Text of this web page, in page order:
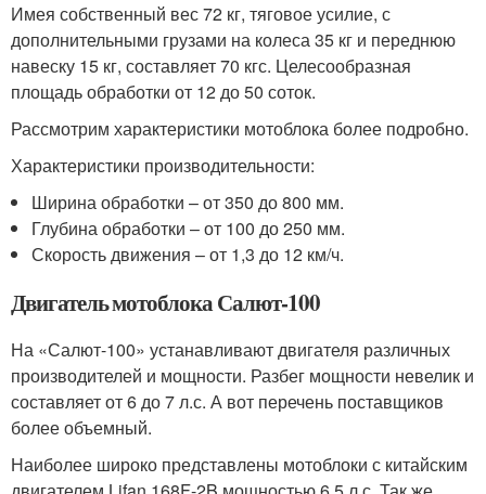
Имея собственный вес 72 кг, тяговое усилие, с
дополнительными грузами на колеса 35 кг и переднюю
навеску 15 кг, составляет 70 кгс. Целесообразная
площадь обработки от 12 до 50 соток.
Рассмотрим характеристики мотоблока более подробно.
Характеристики производительности:
Ширина обработки – от 350 до 800 мм.
Глубина обработки – от 100 до 250 мм.
Скорость движения – от 1,3 до 12 км/ч.
Двигатель мотоблока Салют-100
На «Салют-100» устанавливают двигателя различных
производителей и мощности. Разбег мощности невелик и
составляет от 6 до 7 л.с. А вот перечень поставщиков
более объемный.
Наиболее широко представлены мотоблоки с китайским